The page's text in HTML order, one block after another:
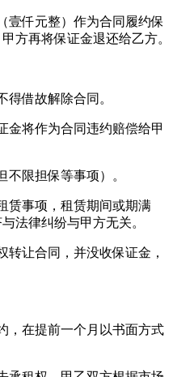
壹仟元整）作为合同履约保
方再将保证金退还给乙方。
得借故解除合同。
金将作为合同违约赔偿给甲
不限担保等事项）。
赁事项，租赁期间或期满
法律纠纷与甲方无关。
转让合同，并没收保证金，
，在提前一个月以书面方式